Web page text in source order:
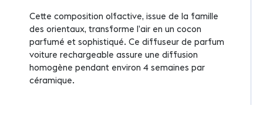
Cette composition olfactive, issue de la famille
des orientaux, transforme l’air en un cocon
parfumé et sophistiqué. Ce diffuseur de parfum
voiture rechargeable assure une diffusion
homogène pendant environ 4 semaines par
céramique.